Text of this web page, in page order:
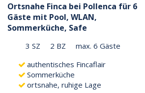
Ortsnahe Finca bei Pollenca für 6
Gäste mit Pool, WLAN,
Sommerküche, Safe
3 SZ 2 BZ max. 6 Gäste
authentisches Fincaflair
Sommerküche
ortsnahe, ruhige Lage